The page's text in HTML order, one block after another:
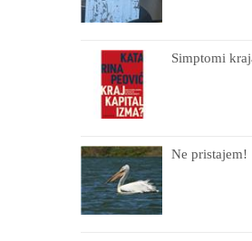
Simptomi
Ne pristajem!